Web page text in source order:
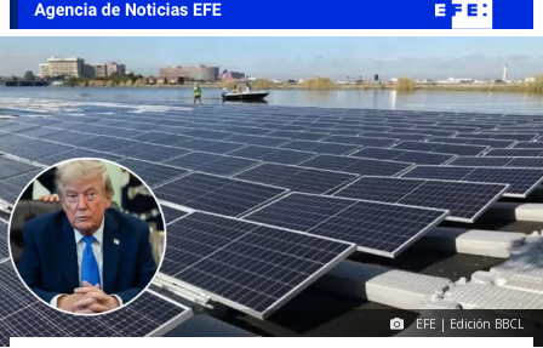
EFE | Edición BBCL